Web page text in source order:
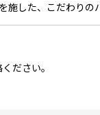
した、こだわりの
ださい。